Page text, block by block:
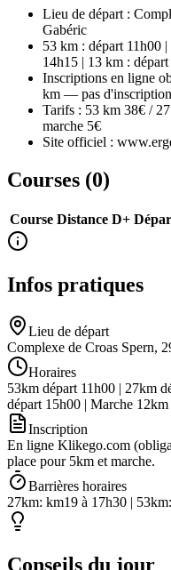
Lieu de départ :
Gabéric
53 km : départ 11h00
14h15 | 13 km :
Inscriptions en ligne
km — pas d'inscription
Tarifs : 53 km 38€ /
marche 5€
Site officiel :
Courses (0)
Course Distance D+
Infos pratiques
Lieu de départ
Complexe de Croas Spern,
Horaires
53km départ 11h00 | 27km
départ 15h00 | Marche
Inscription
En ligne Klikego.com
place pour 5km et marche.
Barrières horaires
27km: km19 à 17h30 |
Conseils du jour